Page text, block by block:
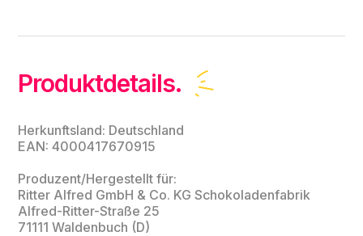
Produktdetails.
Herkunftsland: Deutschland
EAN: 4000417670915
Produzent/Hergestellt für:
Ritter Alfred GmbH & Co. KG Schokoladenfabrik
Alfred-Ritter-Straße 25
71111 Waldenbuch (D)